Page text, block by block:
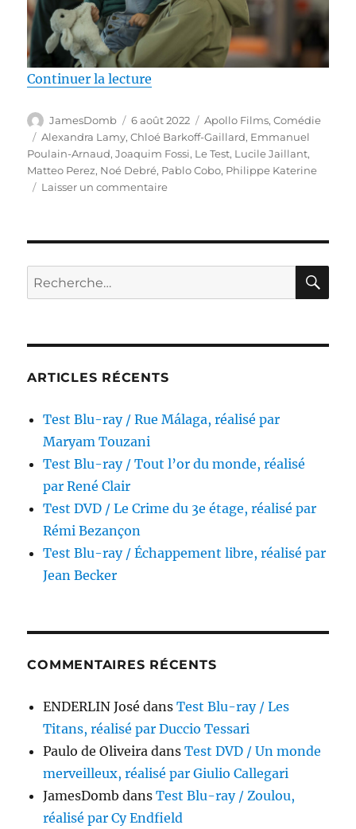
Continuer la lecture
Auteur
JamesDomb
Publié
le
6 août 2022 Catégories
Apollo Films,Comédie
Étiquettes
Alexandra Lamy,Chloé Barkoff-Gaillard, Emmanuel
Poulain-Arnaud,Joaquim Fossi, Le Test, Lucile Jaillant,
Matteo Perez, Noé Debré, Pablo Cobo, Philippe Katerine
Laisser un commentairesur
Test,
par
Recherche
pour :
ARTICLES RÉCENTS
Test Blu-ray / Rue Málaga, réalisé par
Maryam Touzani
Test Blu-ray / Tout l’or du monde, réalisé
par René Clair
Test DVD / Le Crime du 3e étage, réalisé par
Rémi Bezançon
Test Blu-ray / Échappement libre, réalisé par
Jean Becker
COMMENTAIRES RÉCENTS
ENDERLIN José dansTest Blu-ray / Les
Titans, réalisé par Duccio Tessari
Paulo de Oliveira dansTest DVD / Un monde
merveilleux, réalisé par Giulio Callegari
JamesDomb dansTest Blu-ray / Zoulou,
réalisé par Cy Endfield